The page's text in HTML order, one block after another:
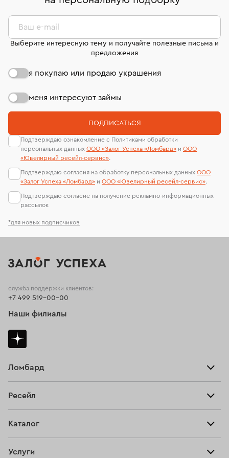
дней на возврат. Детальные условия возврата
комиссионных украшений и часов смотрите на
странице«Возврат украшений»
сертификаты МГУ и других геммологических
лабораторий
*для новых подписчиков
Ваш e-mail
Выберите интересную тему и получайте полезные письма и
предложения
я покупаю или продаю украшения
меня интересуют займы
ПОДПИСАТЬСЯ
Подтверждаю ознакомление с Политиками обработки
персональных данных ООО «Залог Успеха «Ломбард» и ООО
«Ювелирный ресейл-сервиc».
Подтверждаю согласия на обработку персональных данных ООО
«Залог Успеха «Ломбард» и ООО «Ювелирный ресейл-сервиc».
Подтверждаю согласие на получение рекламно-информационных
рассылок
Ломбард
Тарифы
Ресейл
Купить
Каталог
Услуги
служба поддержки клиентов:
+7 499 519-00-00
Наши филиалы